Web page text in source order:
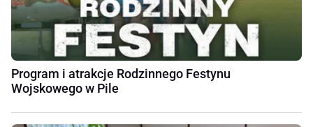
Program i atrakcje Rodzinnego Festynu
Wojskowego w Pile